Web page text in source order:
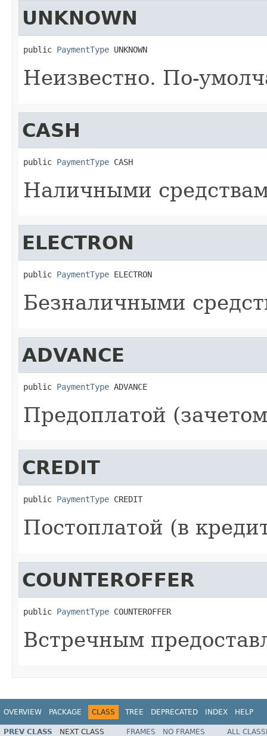
UNKNOWN
public PaymentType UNKNOWN
Неизвестно. По-
CASH
public PaymentType CASH
Наличными
ELECTRON
public PaymentType ELECTRON
Безналичными
ADVANCE
public PaymentType ADVANCE
Предоплатой
CREDIT
public PaymentType CREDIT
Постоплатой (в
COUNTEROFFER
public PaymentType COUNTEROFFER
Встречным
OVERVIEW PACKAGE CLASS TREE DEPRECATED INDEX HELP
PREV CLASS NEXT CLASS FRAMES NO FRAMES ALL